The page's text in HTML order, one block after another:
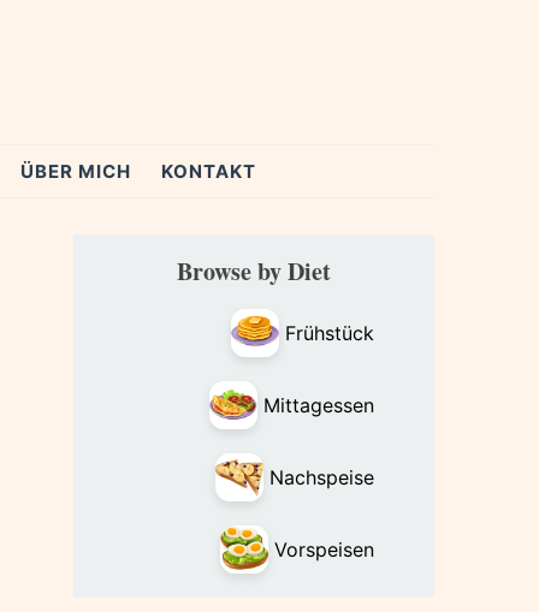
ÜBER MICH KONTAKT
Primary
SidebarBrowse by Diet
Frühstück
Mittagessen
Nachspeise
Vorspeisen